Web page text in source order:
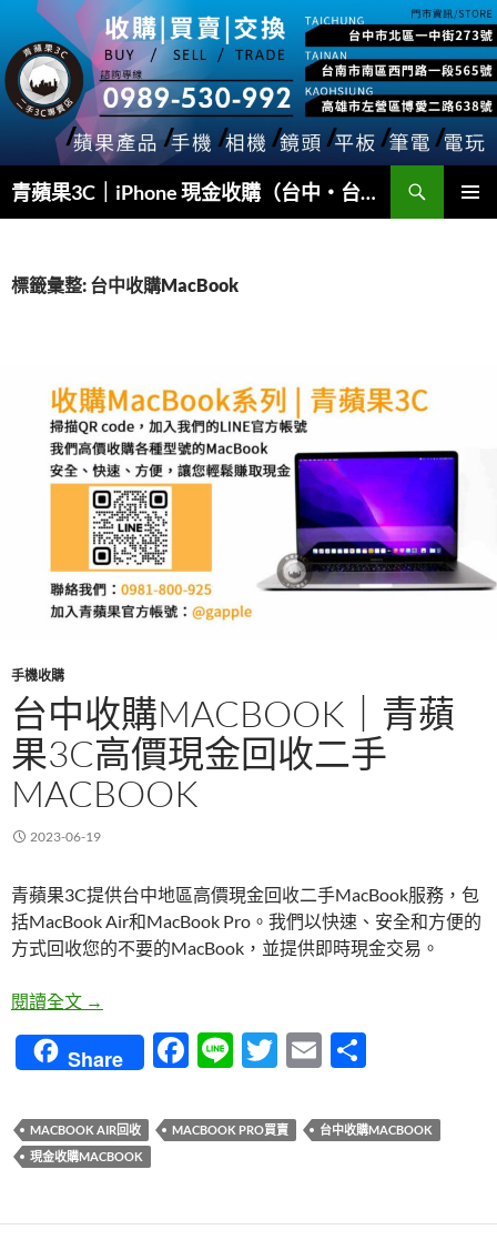
主
要
青蘋果3C｜iPhone 現金收購（台中・台南・高雄）
搜
尋
標籤彙整: 台中收購MacBook
手機收購
台中收購MACBOOK｜青蘋
果3C高價現金回收二手
MACBOOK
2023-06-19
青蘋果3C提供台中地區高價現金回收二手MacBook服務，包
括MacBook Air和MacBook Pro。我們以快速、安全和方便的
方式回收您的不要的MacBook，並提供即時現金交易。
閱讀全文 台中收購MacBook｜青蘋果3C高價現金回收二手
→
Share
F
e
o
Li
e
T
itt
E
ail
MACBOOK AIR回收 MACBOOK PRO買賣
台中收購MACBOOK
現金收購MACBOOK